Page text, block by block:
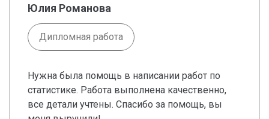
Юлия Романова
Дипломная работа
Нужна была помощь в написании работ по
статистике. Работа выполнена качественно,
все детали учтены. Спасибо за помощь, вы